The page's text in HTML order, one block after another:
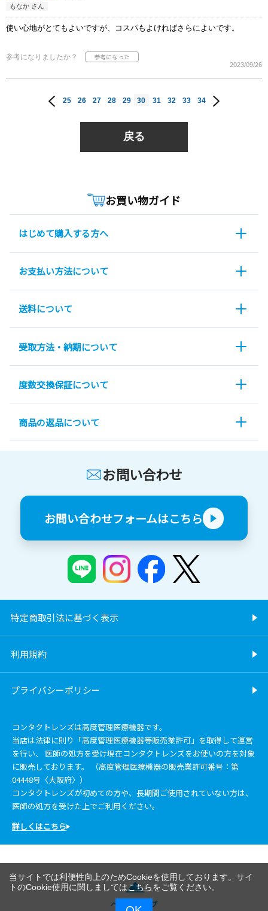
もなか さん
使い心地がとてもよいですが、コスパもよければさらによいです。
参考になりましたか？
2023/09/26
25 26 27 28 29 30 31 32 33 34
戻る
お買い物ガイド
はじめて購入する方へ
お支払い方法について
送料について
受取方法・納期について
度数交換保証について
商品の返品について
お問い合わせ
お問い合わせフォームはこちら
特定商取引法に基づく表示
利用規約
プライバシーポリシー
コンタクトレンズは高度管理医療機器です。
当店は法律に則り「高度管理医療機器等販売業許可」を取得して運営
を行い、 医師の処方を受け現在コンタクトレンズをお使いの方を対象
に販売しております。 （高度管理医療機器の販売業許可番号：第
04448号〈大阪府〉）
コンタクトレンズが初めての方や、長期間ご使用されていない方は、
医師の処方を受けた上でご利用ください。
詳しくはこちら
ページトップ
当サイトでは利便性向上のためCookieを使用しております。サイ
トのCookie使用に関しましてはこちらをご覧ください。